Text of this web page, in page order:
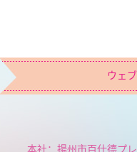
ウェ
本社：揚州市百仕德プ